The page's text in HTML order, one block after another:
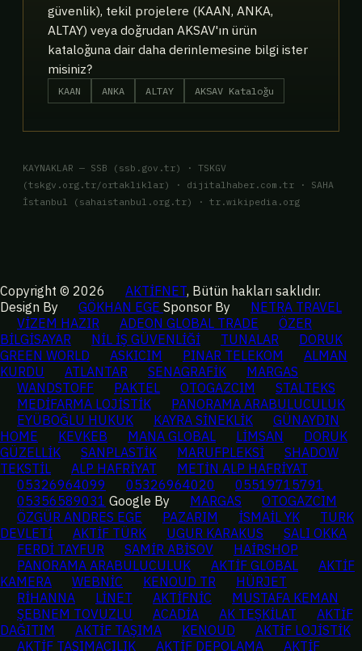
güvenlik), tekil projelere (KAAN, ANKA,
ALTAY) veya doğrudan AKSAV'ın ürün
kataloğuna dair daha derinlemesine bilgi ister
misiniz?
KAAN ANKA ALTAY AKSAV Kataloğu
KAYNAKLAR — SSB (ssb.gov.tr) · TSKGV
(tskgv.org.tr/ortakliklar) · dijitalhaber.com.tr · SAHA
İstanbul (sahaistanbul.org.tr) · tr.wikipedia.org
Copyright © 2026 AKTİFNET, Bütün hakları saklıdır.
Design By
GÖKHAN EGE Sponsor By
NETRA TRAVEL
VİZEM HAZIR
ADEON GLOBAL TRADE
ÖZER
BİLGİSAYAR
NİL İŞ GÜVENLİĞİ TUNALAR
DORUK
GREEN WORLD
ASKICIM PINAR TELEKOM
ALMAN
KURDU
ATLANTAR SENAGRAFİK
MARGAS
WANDSTOFF
PAKTEL OTOGAZCIM
STALTEKS
MEDİFARMA LOJİSTİK
PANORAMA ARABULUCULUK
EYÜBOĞLU HUKUK
KAYRA SİNEKLİK
GÜNAYDIN
HOME
KEVKEB MANA GLOBAL LİMSAN
DORUK
GÜZELLİK
SANPLASTİK MARUFPLEKSİ
SHADOW
TEKSTİL
ALP HAFRİYAT
METİN ALP HAFRİYAT
05326964099
05326964020
05519715791
05356589031 Google By MARGAS
OTOGAZCIM
ÖZGÜR ANDRES EGE
PAZARIM İSMAİL YK
TURK
DEVLETİ
AKTİF TÜRK UGUR KARAKUS
SALI OKKA
FERDİ TAYFUR
SAMİR ABİSOV
HAİRSHOP
PANORAMA ARABULUCULUK
AKTİF GLOBAL
AKTİF
KAMERA
WEBNİC KENOUD TR
HÜRJET
RİHANNA
LİNET AKTİFNİC
MUSTAFA KEMAN
ŞEBNEM TOVUZLU
ACADİA AK TEŞKİLAT
AKTİF
DAĞITIM
AKTİF TAŞIMA KENOUD
AKTİF LOJİSTİK
AKTİF TAŞIMACILIK
AKTİF DEPOLAMA AKTİF